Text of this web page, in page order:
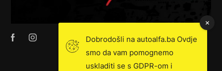
Dobrodošli na autoalfa.ba Ovdje
smo da vam pomognemo
uskladiti se s GDPR-om i